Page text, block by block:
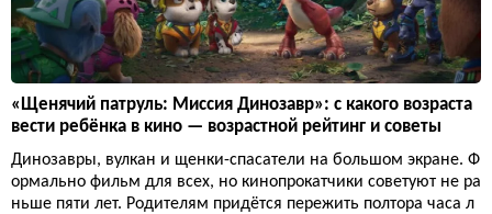
«Щенячий патруль: Миссия Динозавр»: с какого возраста
вести ребёнка в кино — возрастной рейтинг и советы
Динозавры, вулкан и щенки-спасатели на большом экране. Ф
ормально фильм для всех, но кинопрокатчики советуют не ра
ньше пяти лет. Родителям придётся пережить полтора часа л